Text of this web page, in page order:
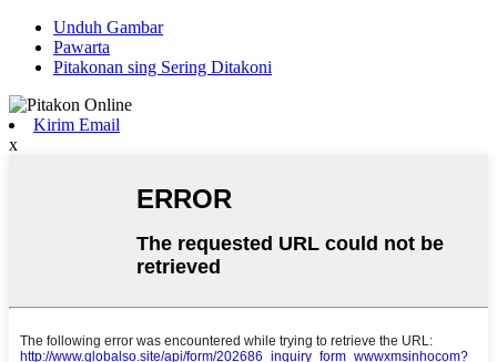
Unduh Gambar
Pawarta
Pitakonan sing Sering Ditakoni
Kirim Email
x